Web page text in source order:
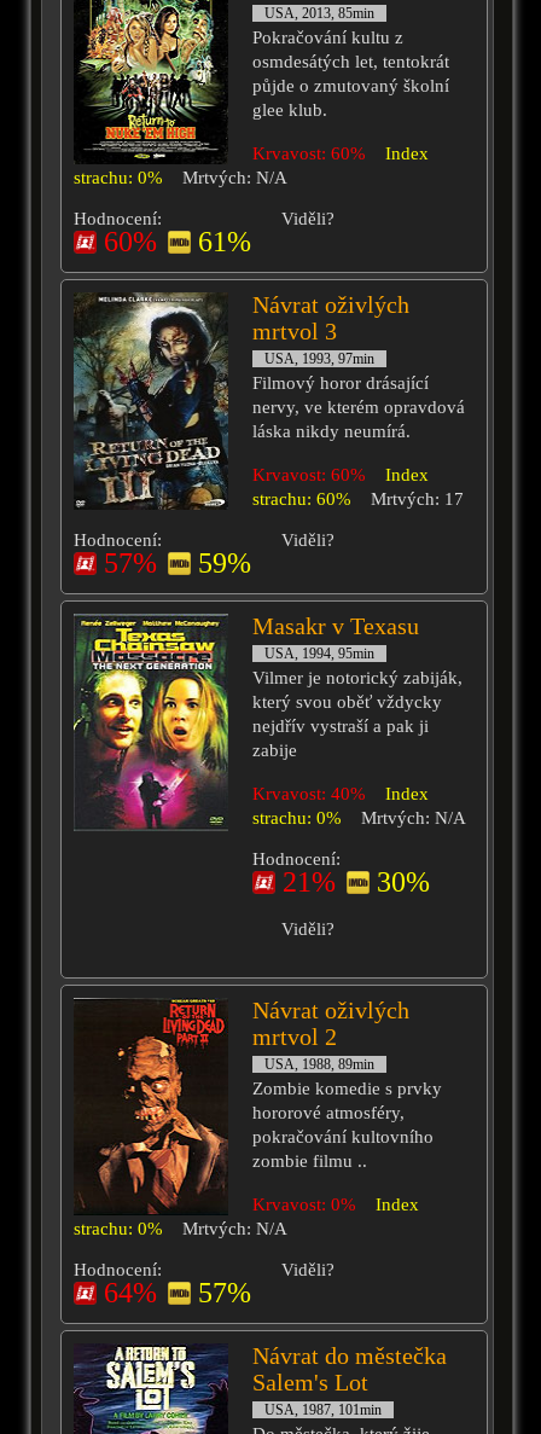
USA, 2013, 85min
Pokračování kultu z
osmdesátých let, tentokrát
půjde o zmutovaný školní
glee klub.
Krvavost: 60%
Index
strachu: 0%
Mrtvých: N/A
Hodnocení:
60% 61%
Viděli?
Návrat oživlých
mrtvol 3
USA, 1993, 97min
Filmový horor drásající
nervy, ve kterém opravdová
láska nikdy neumírá.
Krvavost: 60%
Index
strachu: 60%
Mrtvých: 17
Hodnocení:
57% 59%
Viděli?
Masakr v Texasu
USA, 1994, 95min
Vilmer je notorický zabiják,
který svou oběť vždycky
nejdřív vystraší a pak ji
zabije
Krvavost: 40%
Index
strachu: 0%
Mrtvých: N/A
Hodnocení:
21% 30%
Viděli?
Návrat oživlých
mrtvol 2
USA, 1988, 89min
Zombie komedie s prvky
hororové atmosféry,
pokračování kultovního
zombie filmu ..
Krvavost: 0%
Index
strachu: 0%
Mrtvých: N/A
Hodnocení:
64% 57%
Viděli?
Návrat do městečka
Salem's Lot
USA, 1987, 101min